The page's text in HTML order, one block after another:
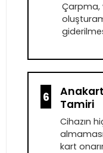
6
Tamiri
Cihazın
kart